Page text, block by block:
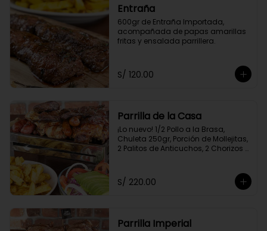
Entraña
600gr de Entraña Importada,
acompañada de papas amarillas
fritas y ensalada parrillera.
S/ 120.00
Parrilla de la Casa
¡Lo nuevo! 1/2 Pollo a la Brasa,
Chuleta 250gr, Porción de Mollejitas,
2 Palitos de Anticuchos, 2 Chorizos
de Papas Amarillas Fritas y
Ensalada Parrillera.
S/ 220.00
Parrilla Imperial